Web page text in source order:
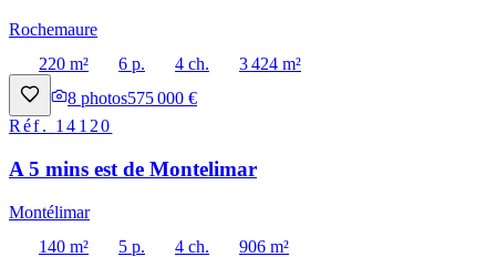
Rochemaure
220 m²
6 p. 4 ch.
3 424 m²
8 photos575 000 €
Réf. 14120
A 5 mins est de Montelimar
Montélimar
140 m²
5 p. 4 ch.
906 m²